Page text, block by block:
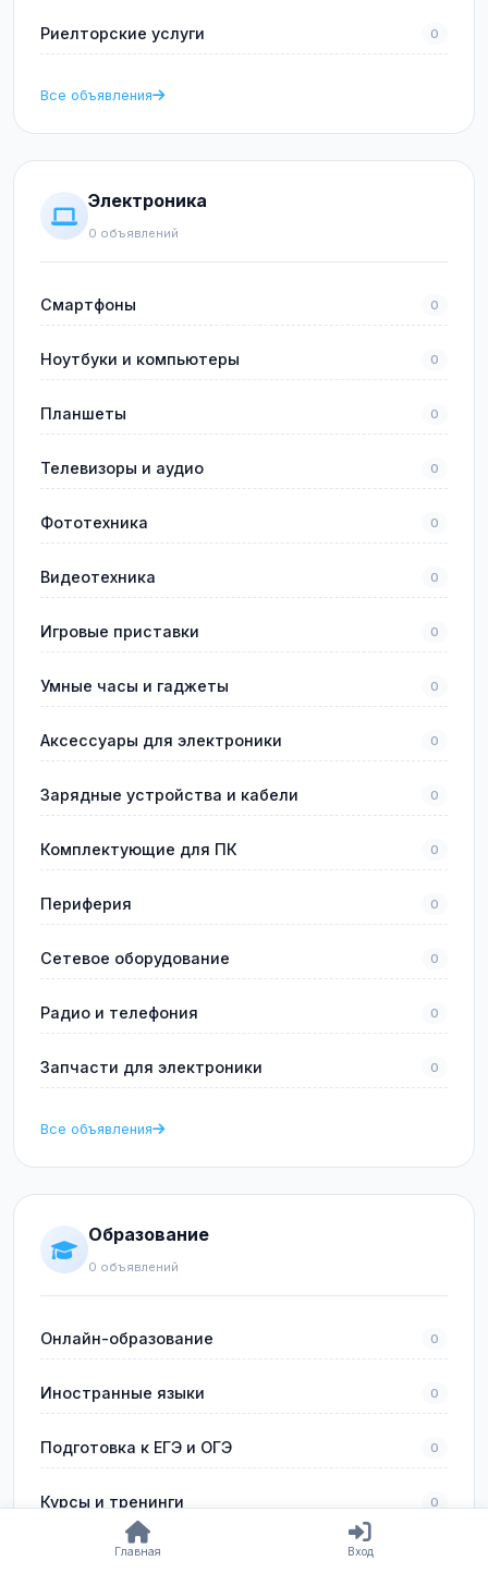
Главная Вход
Риелторские услуги 0
Все объявления
Электроника
0 объявлений
Смартфоны 0
Ноутбуки и компьютеры 0
Планшеты 0
Телевизоры и аудио 0
Фототехника 0
Видеотехника 0
Игровые приставки 0
Умные часы и гаджеты 0
Аксессуары для электроники 0
Зарядные устройства и кабели 0
Комплектующие для ПК 0
Периферия 0
Сетевое оборудование 0
Радио и телефония 0
Запчасти для электроники 0
Все объявления
Образование
0 объявлений
Онлайн-образование 0
Иностранные языки 0
Подготовка к ЕГЭ и ОГЭ 0
Курсы и тренинги 0
Профессиональное обучение